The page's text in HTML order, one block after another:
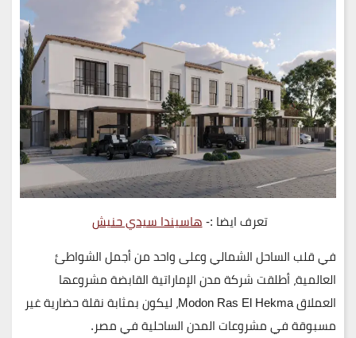
تعرف ايضا :-هاسيندا سيدي حنيش
في قلب الساحل الشمالي وعلى واحد من أجمل الشواطئ
العالمية، أطلقتشركة مدن الإماراتية القابضةمشروعها
العملاقModon Ras El Hekma، ليكون بمثابة نقلة حضارية غير
مسبوقة في مشروعات المدن الساحلية في مصر.